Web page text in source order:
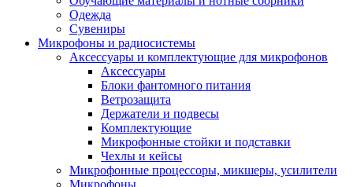
Одежда
Сувениры
Микрофоны и радиосистемы
Аксессуары и комплектующие для микрофонов
Аксессуары
Блоки фантомного питания
Ветрозащита
Держатели и подвесы
Комплектующие
Микрофонные стойки и подставки
Чехлы и кейсы
Микрофонные процессоры, микшеры, усилители
Микрофоны